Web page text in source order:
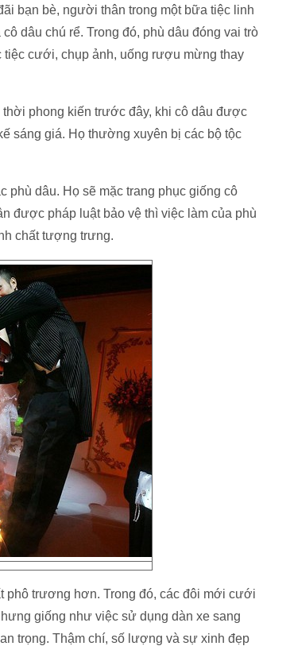
bạn bè, người thân trong một bữa tiệc linh
dâu chú rể. Trong đó, phù dâu đóng vai trò
cưới, chụp ảnh, uống rượu mừng thay
phong kiến trước đây, khi cô dâu được
sáng giá. Họ thường xuyên bị các bộ tộc
phù dâu. Họ sẽ mặc trang phục giống cô
được pháp luật bảo vệ thì việc làm của phù
chất tượng trưng.
trương hơn. Trong đó, các đôi mới cưới
giống như việc sử dụng dàn xe sang
trọng. Thậm chí, số lượng và sự xinh đẹp